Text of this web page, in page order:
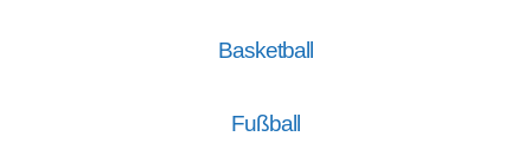
Basketball
Fußball